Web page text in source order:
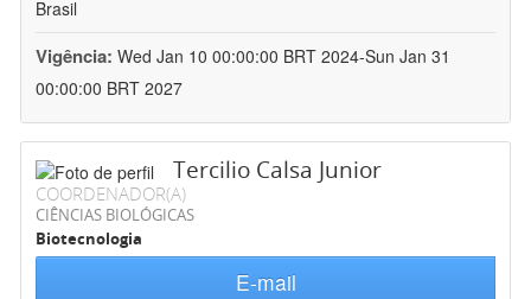
Brasil
Vigência: Wed Jan 10 00:00:00 BRT 2024-Sun Jan 31
00:00:00 BRT 2027
Tercilio Calsa Junior
COORDENADOR(A)
CIÊNCIAS BIOLÓGICAS
Biotecnologia
E-mail